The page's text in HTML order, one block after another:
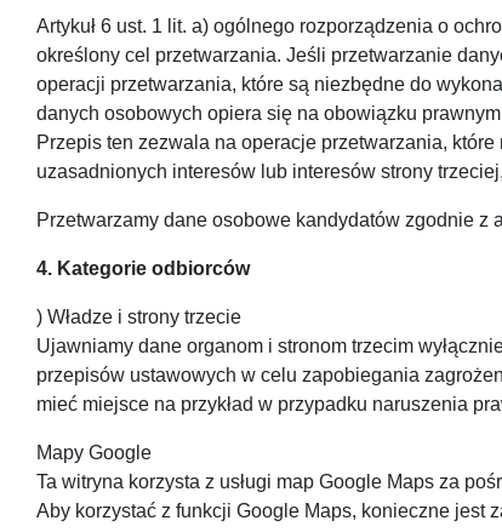
Artykuł 6 ust. 1 lit. a) ogólnego rozporządzenia o
określony cel przetwarzania. Jeśli przetwarzanie
operacji przetwarzania, które są niezbędne do
danych osobowych opiera się na obowiązku
Przepis ten zezwala na operacje przetwarzania,
uzasadnionych interesów lub interesów strony
Przetwarzamy dane osobowe kandydatów zgodnie z
4. Kategorie odbiorców
) Władze i strony trzecie
Ujawniamy dane organom i stronom trzecim
przepisów ustawowych w celu zapobiegania
mieć miejsce na przykład w przypadku naruszenia
Mapy Google
Ta witryna korzysta z usługi map Google Maps za
Aby korzystać z funkcji Google Maps, konieczne jest